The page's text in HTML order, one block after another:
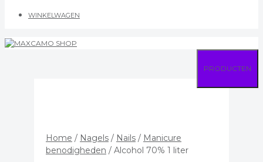
WINKELWAGEN
PRODUCTEN
Home / Nagels / Nails / Manicure
benodigheden / Alcohol 70% 1 liter